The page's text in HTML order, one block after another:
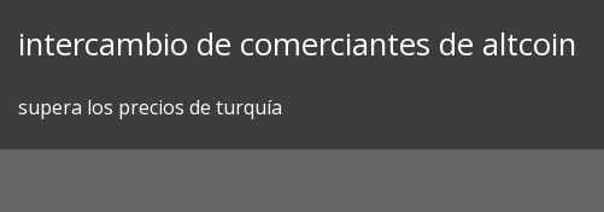
intercambio de comerciantes de altcoin
supera los precios de turquía